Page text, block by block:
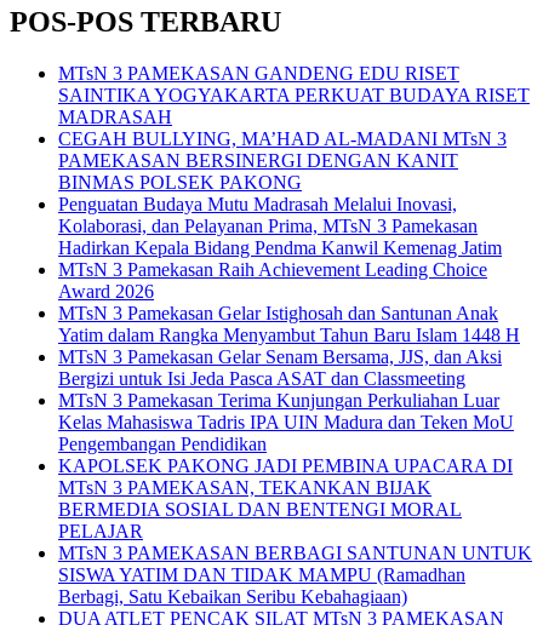
POS-POS TERBARU
MTsN 3 PAMEKASAN GANDENG EDU RISET
SAINTIKA YOGYAKARTA PERKUAT BUDAYA RISET
MADRASAH
CEGAH BULLYING, MA’HAD AL-MADANI MTsN 3
PAMEKASAN BERSINERGI DENGAN KANIT
BINMAS POLSEK PAKONG
Penguatan Budaya Mutu Madrasah Melalui Inovasi,
Kolaborasi, dan Pelayanan Prima, MTsN 3 Pamekasan
Hadirkan Kepala Bidang Pendma Kanwil Kemenag Jatim
MTsN 3 Pamekasan Raih Achievement Leading Choice
Award 2026
MTsN 3 Pamekasan Gelar Istighosah dan Santunan Anak
Yatim dalam Rangka Menyambut Tahun Baru Islam 1448 H
MTsN 3 Pamekasan Gelar Senam Bersama, JJS, dan Aksi
Bergizi untuk Isi Jeda Pasca ASAT dan Classmeeting
MTsN 3 Pamekasan Terima Kunjungan Perkuliahan Luar
Kelas Mahasiswa Tadris IPA UIN Madura dan Teken MoU
Pengembangan Pendidikan
KAPOLSEK PAKONG JADI PEMBINA UPACARA DI
MTsN 3 PAMEKASAN, TEKANKAN BIJAK
BERMEDIA SOSIAL DAN BENTENGI MORAL
PELAJAR
MTsN 3 PAMEKASAN BERBAGI SANTUNAN UNTUK
SISWA YATIM DAN TIDAK MAMPU (Ramadhan
Berbagi, Satu Kebaikan Seribu Kebahagiaan)
DUA ATLET PENCAK SILAT MTsN 3 PAMEKASAN